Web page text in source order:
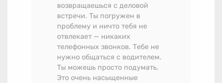
возвращаешься с деловой
встречи. Ты погружен в
проблему и ничто тебя не
отвлекает — никаких
телефонных звонков. Тебе не
нужно общаться с водителем.
Ты можешь просто подумать.
Это очень насыщенные